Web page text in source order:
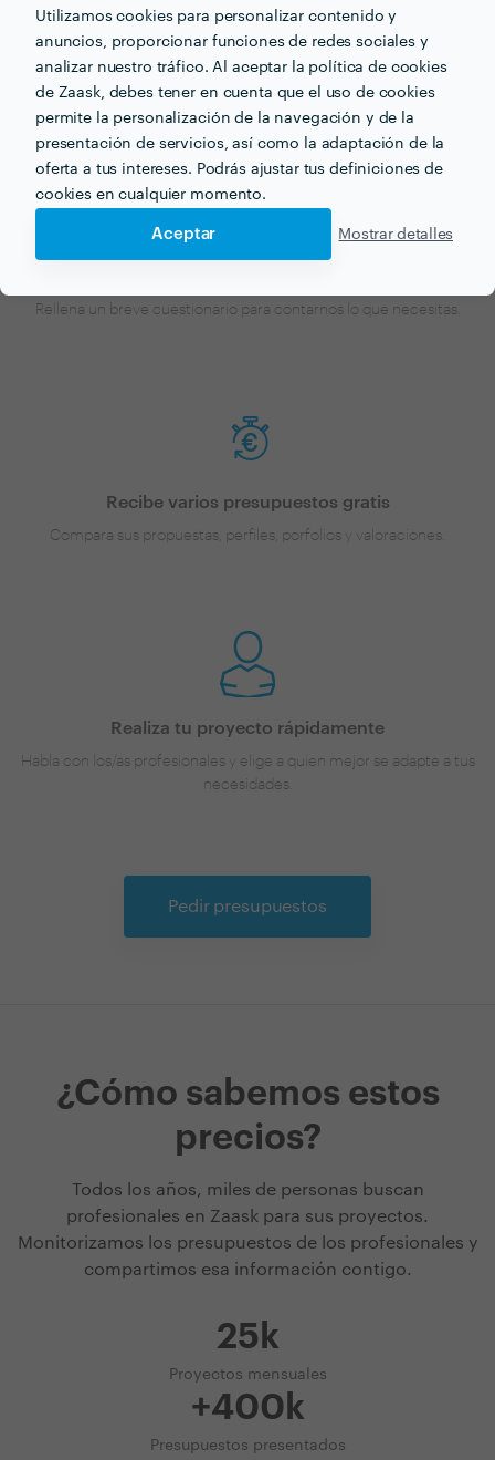
Utilizamos cookies para personalizar contenido y
anuncios, proporcionar funciones de redes sociales y
analizar nuestro tráfico. Al aceptar la política de cookies
de Zaask, debes tener en cuenta que el uso de cookies
permite la personalización de la navegación y de la
presentación de servicios, así como la adaptación de la
oferta a tus intereses. Podrás ajustar tus definiciones de
cookies en cualquier momento.
Aceptar Mostrar detalles
Ahora que tienes una idea de los precios, ¡vamos a
encontrar profesionales cerca de ti!
Rellena un breve cuestionario para contarnos lo que necesitas.
Recibe varios presupuestos gratis
Compara sus propuestas, perfiles, porfolios y valoraciones.
Realiza tu proyecto rápidamente
Habla con los/as profesionales y elige a quien mejor se adapte a tus
necesidades.
Pedir presupuestos
¿Cómo sabemos estos
precios?
Todos los años, miles de personas buscan
profesionales en Zaask para sus proyectos.
Monitorizamos los presupuestos de los profesionales y
compartimos esa información contigo.
25k
Proyectos mensuales
+400k
Presupuestos presentados